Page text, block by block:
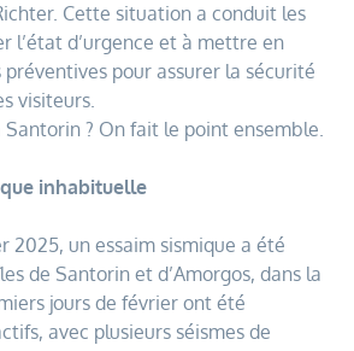
Cette situation a conduit les
l’état d’urgence et à mettre en
préventives pour assurer la sécurité
visiteurs.
Santorin ? On fait le point ensemble.
inhabituelle
2025, un essaim sismique a été
de Santorin et d’Amorgos, dans la
jours de février ont été
avec plusieurs séismes de